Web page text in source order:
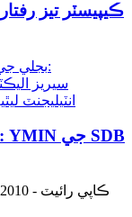
© ڪاپي رائيٽ - 2010-2023: سڀ حق محفوظ آهن.